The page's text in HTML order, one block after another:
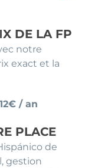
DE LA FP
notre
exact et la
/ an
PLACE
de
gestion